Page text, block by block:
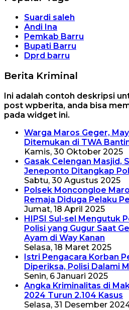
Suardi saleh
Andi Ina
Pemkab Barru
Bupati Barru
Dprd barru
Berita Kriminal
Ini adalah contoh deskripsi
post wpberita, anda bisa
pada widget ini.
Warga Maros Geger,
Ditemukan di TWA
Kamis, 30 Oktober 2025
Gasak Celengan Masjid,
Jeneponto Ditangkap
Sabtu, 30 Agustus 2025
Polsek Moncongloe
Remaja Diduga Pelaku
Jumat, 18 April 2025
HIPSI Sul-sel Mengutuk
Polisi yang Gugur Saat
Ayam di Way Kanan
Selasa, 18 Maret 2025
Istri Pengacara Korban
Diperiksa, Polisi Dalami
Senin, 6 Januari 2025
Angka Kriminalitas di
2024 Turun 2.104 Kasus
Selasa, 31 Desember